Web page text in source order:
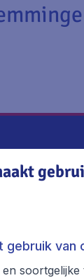
gebruik van
soortgelijke